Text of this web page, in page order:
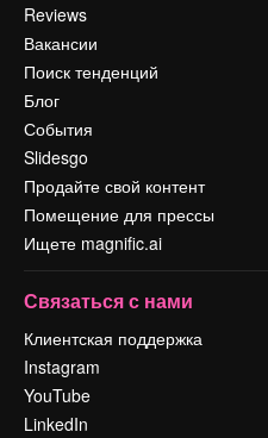
Reviews
Вакансии
Поиск тенденций
Блог
События
Slidesgo
Продайте свой контент
Помещение для прессы
Ищете magnific.ai
Связаться с нами
Клиентская поддержка
Instagram
YouTube
LinkedIn